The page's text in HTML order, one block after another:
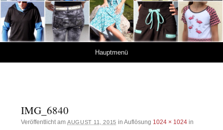
Hauptmenü
IMG_6840
Veröffentlicht amAUGUST 11, 2015 in Auflösung 1024 × 1024in